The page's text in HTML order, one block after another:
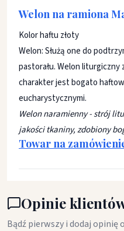
Welon na ramiona
Kolor haftu złoty
Welon: Służą one do
pastorału. Welon
charakter jest bogato
eucharystycznymi.
Welon naramienny - strój
jakości tkaniny, zdobiony
Towar na
Opinie
Bądź pierwszy i dodaj opinię